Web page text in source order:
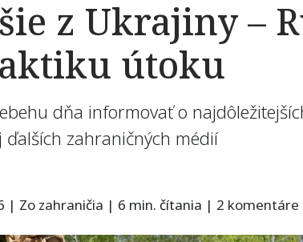
z Ukrajiny –
útoku
dňa informovať o
zahraničných médií
| Zo zahraničia | 6 min. čítania | 2 komentáre